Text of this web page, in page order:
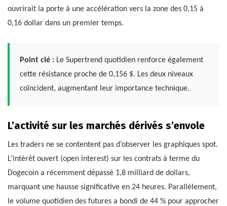
ouvrirait la porte à une accélération vers la zone des 0,15 à
0,16 dollar dans un premier temps.
Point clé : Le Supertrend quotidien renforce également
cette résistance proche de 0,156 $. Les deux niveaux
coïncident, augmentant leur importance technique.
L’activité sur les marchés dérivés s’envole
Les traders ne se contentent pas d’observer les graphiques spot.
L’intérêt ouvert (open interest) sur les contrats à terme du
Dogecoin a récemment dépassé 1,8 milliard de dollars,
marquant une hausse significative en 24 heures. Parallèlement,
le volume quotidien des futures a bondi de 44 % pour approcher